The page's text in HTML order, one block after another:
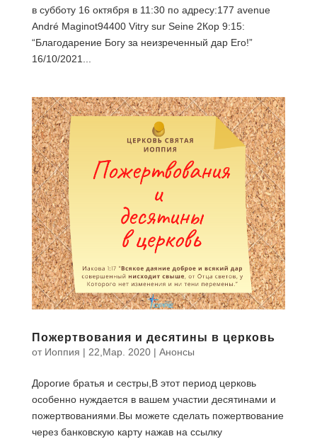
в субботу 16 октября в 11:30 по адресу:177 avenue
André Maginot94400 Vitry sur Seine 2Кор 9:15:
“Благодарение Богу за неизреченный дар Его!”
16/10/2021...
Пожертвования и десятины в церковь
от Иоппия | 22,Мар. 2020| Анонсы
Дорогие братья и сестры,В этот период церковь
особенно нуждается в вашем участии десятинами и
пожертвованиями.Вы можете сделать пожертвование
через банковскую карту нажав на ссылку